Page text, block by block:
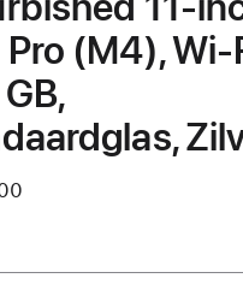
Pro (M4), Wi-